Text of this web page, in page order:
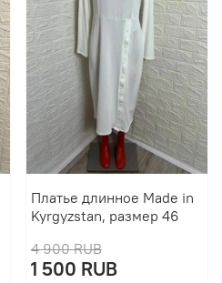
Платье длинное Made in
Kyrgyzstan, размер 46
4 900 RUB
1 500 RUB